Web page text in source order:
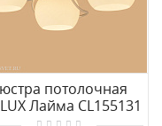
потолочная
Лайма CL155131